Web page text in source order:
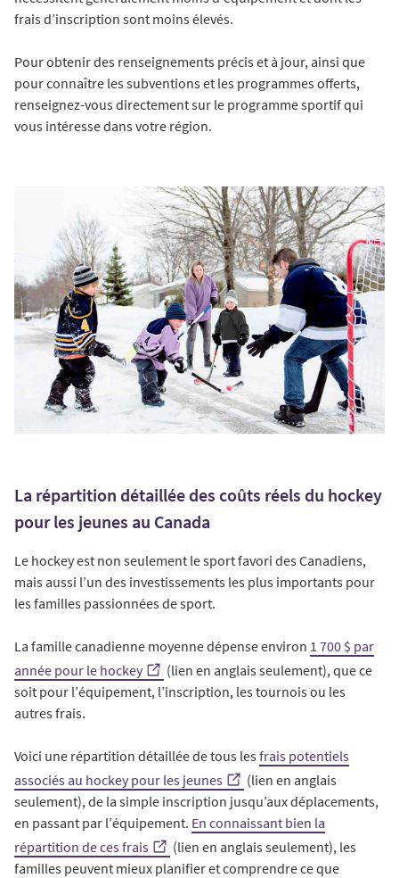
frais d’inscription sont moins élevés.
Pour obtenir des renseignements précis et à jour, ainsi que
pour connaître les subventions et les programmes offerts,
renseignez-vous directement sur le programme sportif qui
vous intéresse dans votre région.
La répartition détaillée des coûts réels du hockey
pour les jeunes au Canada
Le hockey est non seulement le sport favori des Canadiens,
mais aussi l’un des investissements les plus importants pour
les familles passionnées de sport.
La famille canadienne moyenne dépense environ 1 700 $ par
année pour le hockey
(lien en anglais seulement), que ce
soit pour l’équipement, l’inscription, les tournois ou les
autres frais.
Voici une répartition détaillée de tous lesfrais potentiels
associés au hockey pour les jeunes
(lien en anglais
seulement), de la simple inscription jusqu’aux déplacements,
en passant par l’équipement. En connaissant bien la
répartition de ces frais
(lien en anglais seulement), les
familles peuvent mieux planifier et comprendre ce que